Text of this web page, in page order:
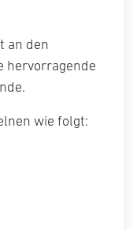
an den
hervorragende
wie folgt: